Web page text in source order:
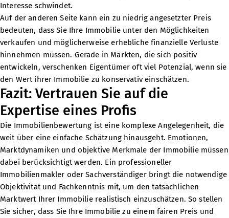
Interesse schwindet.
Auf der anderen Seite kann ein zu niedrig angesetzter Preis
bedeuten, dass Sie Ihre Immobilie unter den Möglichkeiten
verkaufen und möglicherweise erhebliche finanzielle Verluste
hinnehmen müssen. Gerade in Märkten, die sich positiv
entwickeln, verschenken Eigentümer oft viel Potenzial, wenn sie
den Wert ihrer Immobilie zu konservativ einschätzen.
Fazit: Vertrauen Sie auf die
Expertise eines Profis
Die Immobilienbewertung ist eine komplexe Angelegenheit, die
weit über eine einfache Schätzung hinausgeht. Emotionen,
Marktdynamiken und objektive Merkmale der Immobilie müssen
dabei berücksichtigt werden. Ein professioneller
Immobilienmakler oder Sachverständiger bringt die notwendige
Objektivität und Fachkenntnis mit, um den tatsächlichen
Marktwert Ihrer Immobilie realistisch einzuschätzen. So stellen
Sie sicher, dass Sie Ihre Immobilie zu einem fairen Preis und